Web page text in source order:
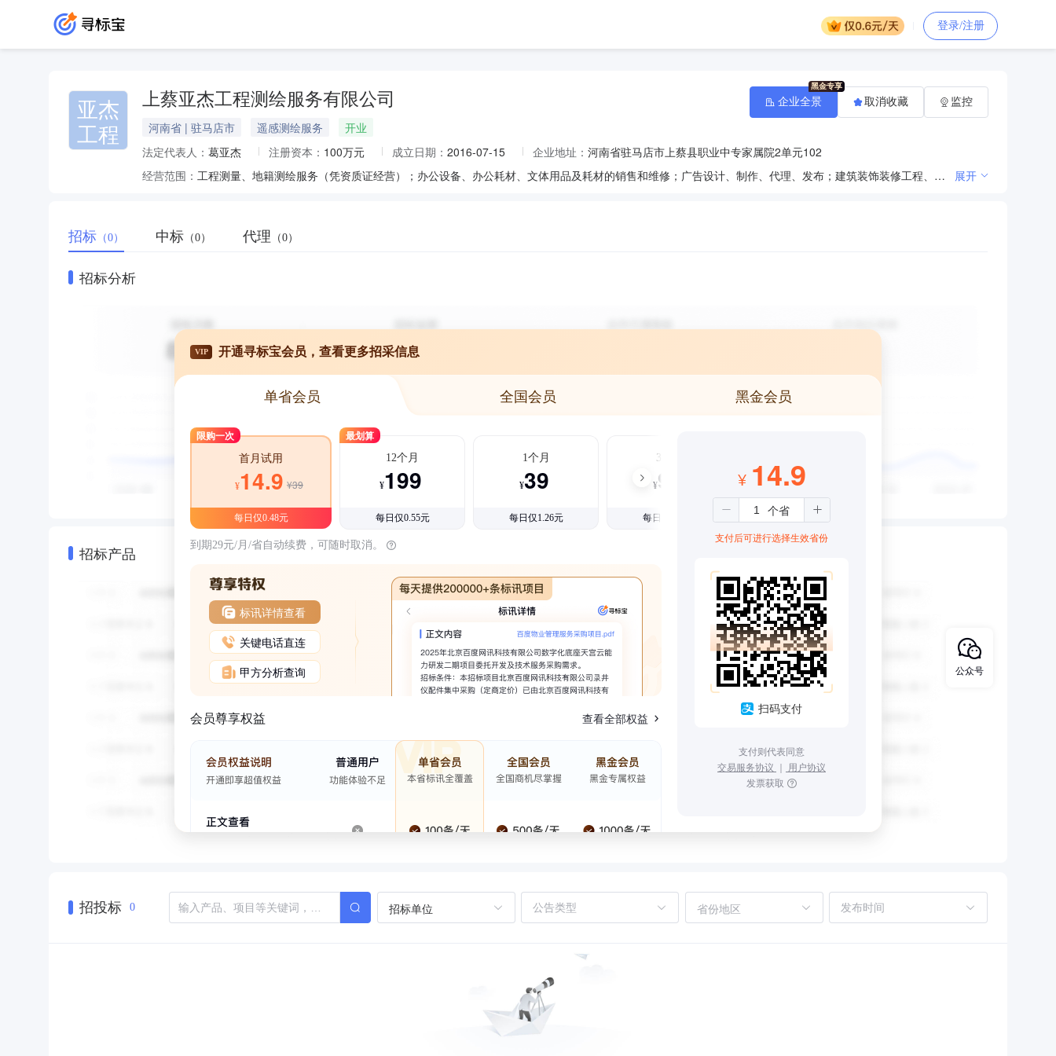
登录/注册
亚杰
工程
上蔡亚杰工程测绘服务有限公司
河南省 | 驻马店市 遥感测绘服务
开业
法定代表人： 葛亚杰 注册资本： 100万元 成立日期： 2016-07-15 企业地址： 河南省驻马店市上蔡县职业中专家属院2单元102
经营范围：
工程测量、地籍测绘服务（凭资质证经营）；办公设备、办公耗材、文体用品及耗材的销售和维修；广告设计、制作、代理、发布；建筑装饰装修工程、防水防腐保温工程、水利水电工程。 展开
企业全景 取消收藏 监控
招标 （0） 中标 （0） 代理 （0）
招标分析
招标产品
VIP 开通寻标宝会员，查看更多招采信息
单省会员 全国会员 黑金会员
限购一次
首月试用
¥14.9 ¥39
每日仅0.48元
最划算
12个月
¥199
每日仅0.55元
1个月
¥39
每日仅1.26元
3个月
¥99
每日仅1.08元
到期29元/月/省自动续费，可随时取消。
标讯详情查看
关键电话直连
甲方分析查询
会员尊享权益 查看全部权益
¥ 14.9
支付后可进行选择生效省份
扫码支付
支付则代表同意
交易服务协议 ｜ 用户协议
发票获取
招投标 0 招标单位 省份地区
公众号